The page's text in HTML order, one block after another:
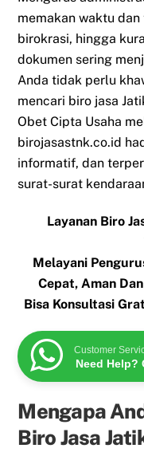
memakan waktu
birokrasi, hingga
dokumen sering
Anda tidak perlu
mencari biro jasa
Obet Cipta Usaha
birojasastnk.co.id
informatif, dan
surat-surat
Layanan Biro
Melayani
Cepat, Aman
Bisa Konsultasi
Customer
Need Help?
Mengapa
Biro Jasa